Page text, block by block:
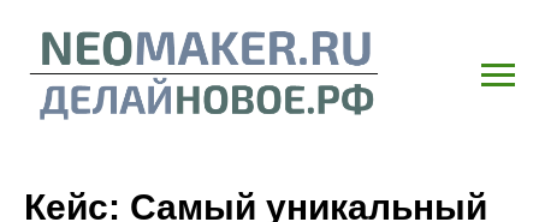
Кейс: Самый уникальный